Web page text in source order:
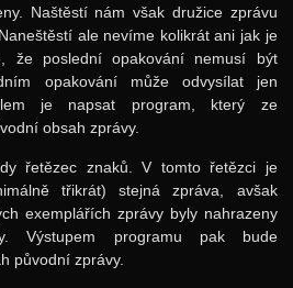
Naštěstí nám však družice zprávu
ale nevíme kolikrát ani jak je
že poslední opakování nemusí být
opakování může odvysílat jen
je napsat program, který ze
obsah zprávy.
řetězec znaků. V tomto řetězci je
třikrát) stejná zpráva, avšak
exemplářích zprávy byly nahrazeny
Výstupem programu pak bude
původní zprávy.